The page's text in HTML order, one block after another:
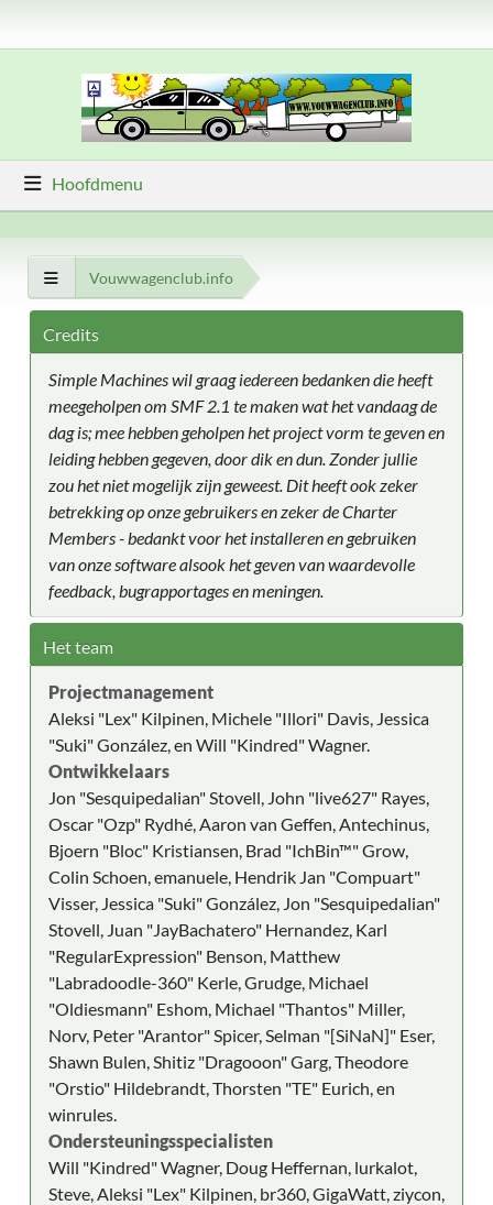
Hoofdmenu
Vouwwagenclub.info
Credits
Simple Machines wil graag iedereen bedanken die heeft
meegeholpen om SMF 2.1 te maken wat het vandaag de
dag is; mee hebben geholpen het project vorm te geven en
leiding hebben gegeven, door dik en dun. Zonder jullie
zou het niet mogelijk zijn geweest. Dit heeft ook zeker
betrekking op onze gebruikers en zeker de Charter
Members - bedankt voor het installeren en gebruiken
van onze software alsook het geven van waardevolle
feedback, bugrapportages en meningen.
Het team
Projectmanagement
Aleksi "Lex" Kilpinen, Michele "Illori" Davis, Jessica
"Suki" González, en Will "Kindred" Wagner.
Ontwikkelaars
Jon "Sesquipedalian" Stovell, John "live627" Rayes,
Oscar "Ozp" Rydhé, Aaron van Geffen, Antechinus,
Bjoern "Bloc" Kristiansen, Brad "IchBin™" Grow,
Colin Schoen, emanuele, Hendrik Jan "Compuart"
Visser, Jessica "Suki" González, Jon "Sesquipedalian"
Stovell, Juan "JayBachatero" Hernandez, Karl
"RegularExpression" Benson, Matthew
"Labradoodle-360" Kerle, Grudge, Michael
"Oldiesmann" Eshom, Michael "Thantos" Miller,
Norv, Peter "Arantor" Spicer, Selman "[SiNaN]" Eser,
Shawn Bulen, Shitiz "Dragooon" Garg, Theodore
"Orstio" Hildebrandt, Thorsten "TE" Eurich, en
winrules.
Ondersteuningsspecialisten
Will "Kindred" Wagner, Doug Heffernan, lurkalot,
Steve, Aleksi "Lex" Kilpinen, br360, GigaWatt, ziycon,